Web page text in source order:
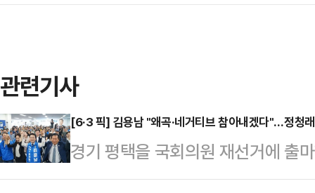
관련기사
[6·3 픽] 김용남 "왜곡·네거티브 참아내겠다"…정청
경기 평택을 국회의원 재선거에 출
전 대통령의 통합과 노무현 전 대통